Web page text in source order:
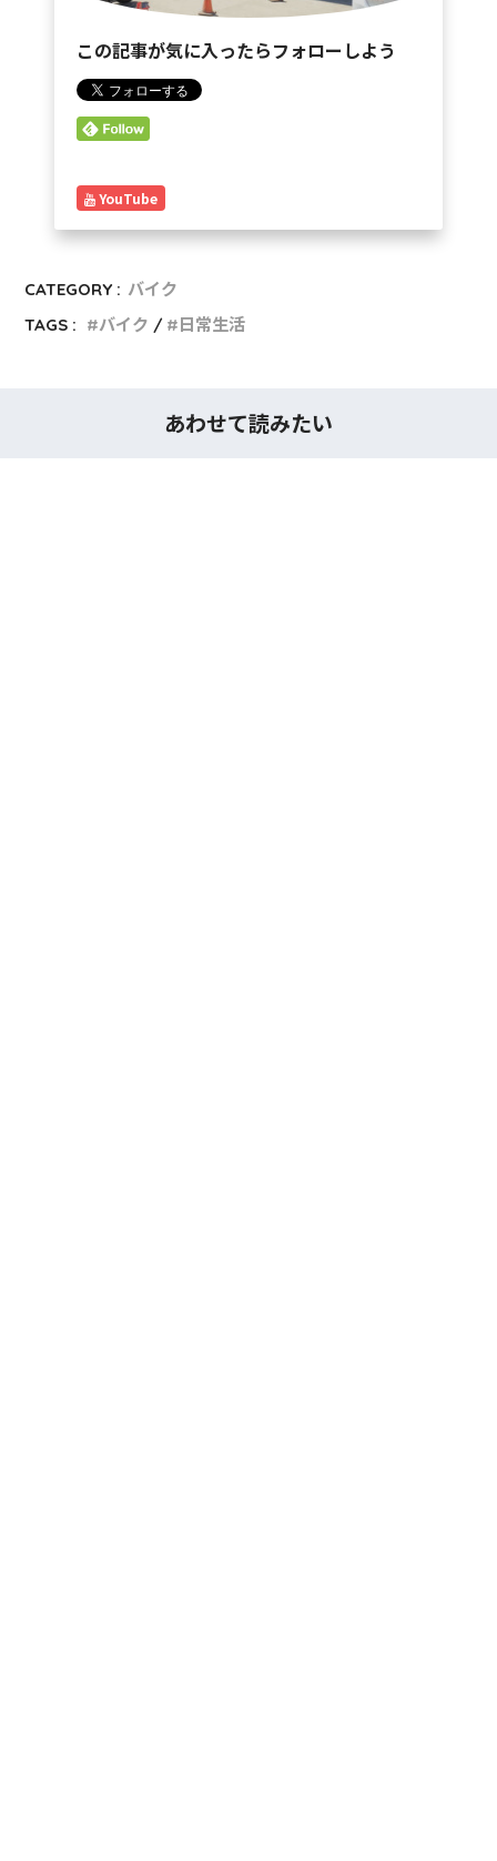
この記事が気に入ったらフォローしよう
YouTube
CATEGORY : バイク
TAGS :
バイク 日常生活
あわせて読みたい